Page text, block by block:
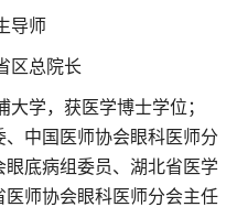
导师
区总院长
学，获医学博士学位；
中国医师协会眼科医师分
底病组委员、湖北省医学
师协会眼科医师分会主任